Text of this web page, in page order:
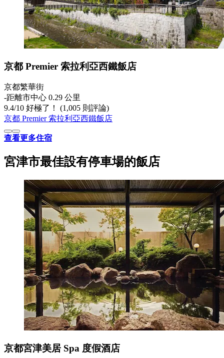
京都 Premier 索拉利亞西鐵飯店
京都繁華街
‐距離市中心 0.29 公里
9.4/10 好極了！ (1,005 則評論)
京都 Premier 索拉利亞西鐵飯店
查看更多住宿
宮津市最佳設有停車場的飯店
京都宮津美居 Spa 度假酒店